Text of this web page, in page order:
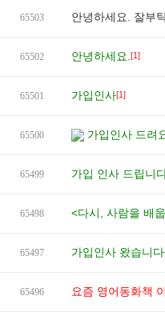
65503 안녕하세요. 잘부
65502 안녕하세요. [1]
65501 가입인사[1]
65500 가입인사 드려
65499 가입 인사 드립니
65498 <다시, 사람을 배
65497 가입인사 왔습니
65496 요즘 영어동화책